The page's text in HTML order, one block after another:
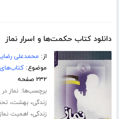
دانلود کتاب حکمت‌ها و اسرار نماز
از: محمدعلی
موضوع:
۲۳۲ صفحه
برچسب‌ها:نماز
زندگی،بهشت،
زندگی، اهمیت